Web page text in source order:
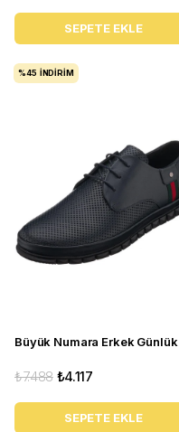
SEPETE EKLE
₺4.117
₺7.488
SEPETE EKLE
%45 İNDIRIM